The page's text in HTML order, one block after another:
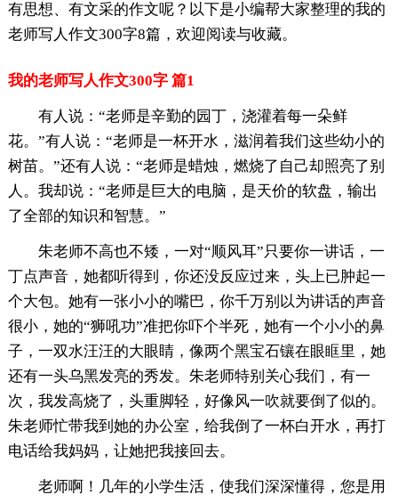
有思想、有文采的作文呢？以下是小编帮大家整理的我的
老师写人作文300字8篇，欢迎阅读与收藏。
我的老师写人作文300字 篇1
有人说：“老师是辛勤的园丁，浇灌着每一朵鲜
花。”有人说：“老师是一杯开水，滋润着我们这些幼小的
树苗。”还有人说：“老师是蜡烛，燃烧了自己却照亮了别
人。我却说：“老师是巨大的电脑，是天价的软盘，输出
了全部的知识和智慧。”
朱老师不高也不矮，一对“顺风耳”只要你一讲话，一
丁点声音，她都听得到，你还没反应过来，头上已肿起一
个大包。她有一张小小的嘴巴，你千万别以为讲话的声音
很小，她的“狮吼功”准把你吓个半死，她有一个小小的鼻
子，一双水汪汪的大眼睛，像两个黑宝石镶在眼眶里，她
还有一头乌黑发亮的秀发。朱老师特别关心我们，有一
次，我发高烧了，头重脚轻，好像风一吹就要倒了似的。
朱老师忙带我到她的办公室，给我倒了一杯白开水，再打
电话给我妈妈，让她把我接回去。
老师啊！几年的小学生活，使我们深深懂得，您是用